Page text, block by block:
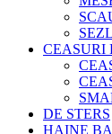
CEASURI
DE STERS
HAINE